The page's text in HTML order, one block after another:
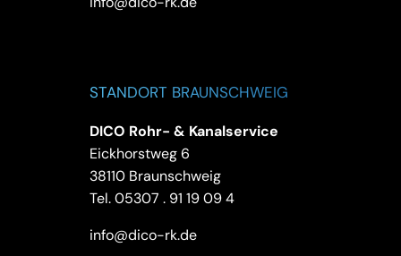
STANDORT BRAUNSCHWEIG
DICO Rohr- & Kanalservice
Eickhorstweg 6
38110 Braunschweig
Tel.05307 . 91 19 09 4
info@dico-rk.de